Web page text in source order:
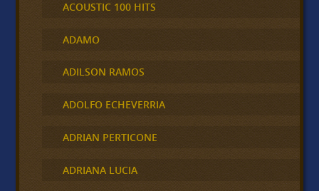
ACOUSTIC 100 HITS
ADAMO
ADILSON RAMOS
ADOLFO ECHEVERRIA
ADRIAN PERTICONE
ADRIANA LUCIA